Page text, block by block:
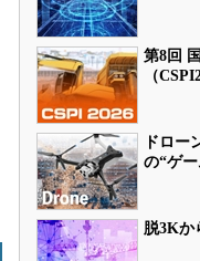
第8回
（
ドロー
の“ゲ
脱3Kか